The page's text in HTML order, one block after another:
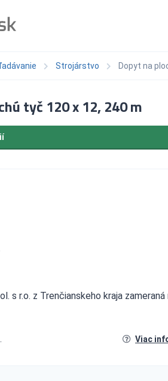
Strojárstvo Dopyt na
tyč 120 x 12, 240 m
s r.o. z Trenčianskeho kraja zameraná
Viac